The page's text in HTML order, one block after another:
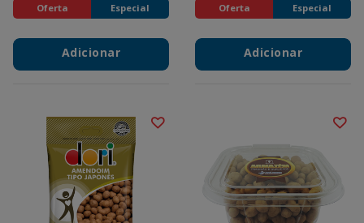
Oferta Especial
Adicionar
Oferta Especial
Adicionar